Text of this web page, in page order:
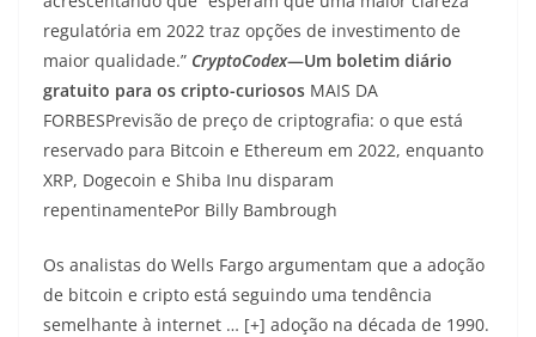
regulatória em 2022 traz opções de investimento de
maior qualidade.” CryptoCodex—Um boletim diário
gratuito para os cripto-curiosos MAIS DA
FORBESPrevisão de preço de criptografia: o que está
reservado para Bitcoin e Ethereum em 2022, enquanto
XRP, Dogecoin e Shiba Inu disparam
repentinamentePor Billy Bambrough
Os analistas do Wells Fargo argumentam que a adoção
de bitcoin e cripto está seguindo uma tendência
semelhante à internet … [+] adoção na década de 1990.